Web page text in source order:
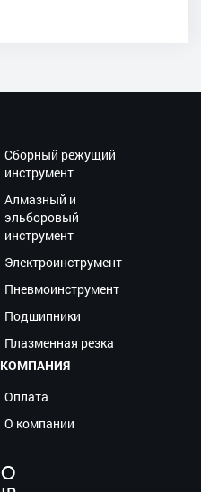
Сборный режущий
инструмент
Алмазный и
эльборовый
инструмент
Электроинструмент
Пневмоинструмент
Подшипники
Плазменная резка
КОМПАНИЯ
Оплата
О компании